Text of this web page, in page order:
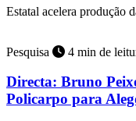
Estatal acelera produção
Pesquisa 4 min de
Directa: Bruno
Policarpo para